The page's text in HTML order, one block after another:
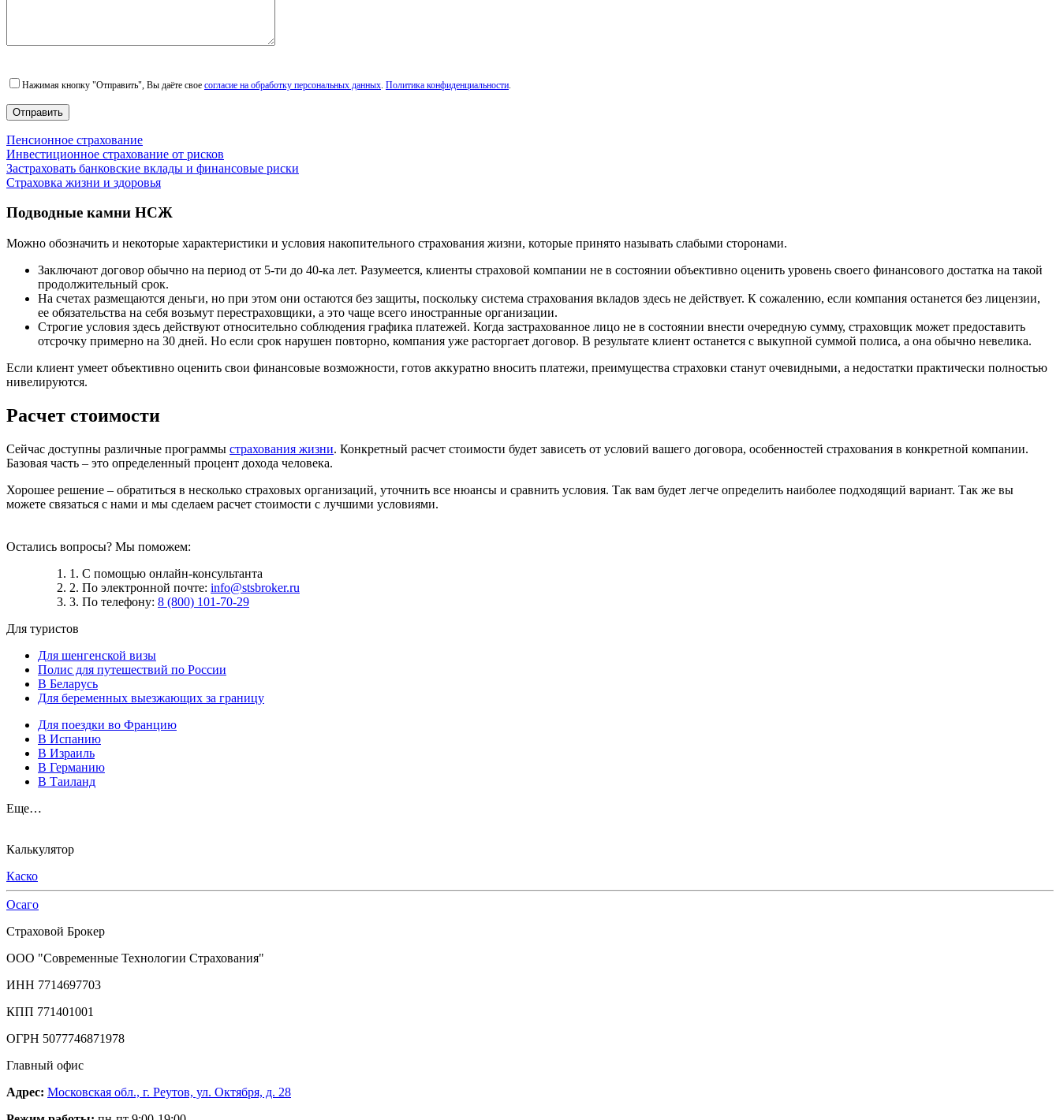
Нажимая кнопку "Отправить", Вы даёте свое согласие на обработку персональных данных Политика конфиденциальности
Пенсионное страхование
Инвестиционное страхование от рисков
Застраховать банковские вклады и финансовые риски
Страховка жизни и здоровья
Подводные камни НСЖ
Можно обозначить и некоторые характеристики и условия накопительного страхования жизни, которые принято называть слабыми сторонами.
Заключают договор обычно на период от 5-ти до 40-ка лет. Разумеется, клиенты страховой компании не в состоянии объективно оценить уровень своего финансового достатка на такой
продолжительный срок.
На счетах размещаются деньги, но при этом они остаются без защиты, поскольку система страхования вкладов здесь не действует. К сожалению, если компания останется без лицензии,
ее обязательства на себя возьмут перестраховщики, а это чаще всего иностранные организации.
Строгие условия здесь действуют относительно соблюдения графика платежей. Когда застрахованное лицо не в состоянии внести очередную сумму, страховщик может предоставить
отсрочку примерно на 30 дней. Но если срок нарушен повторно, компания уже расторгает договор. В результате клиент останется с выкупной суммой полиса, а она обычно невелика.
Если клиент умеет объективно оценить свои финансовые возможности, готов аккуратно вносить платежи, преимущества страховки станут очевидными, а недостатки практически полностью
нивелируются.
Расчет стоимости
Сейчас доступны различные программы страхования жизни. Конкретный расчет стоимости будет зависеть от условий вашего договора, особенностей страхования в конкретной компании.
Базовая часть – это определенный процент дохода человека.
Хорошее решение – обратиться в несколько страховых организаций, уточнить все нюансы и сравнить условия. Так вам будет легче определить наиболее подходящий вариант. Так же вы
можете связаться с нами и мы сделаем расчет стоимости с лучшими условиями.
Остались вопросы? Мы поможем:
1. С помощью онлайн-консультанта
2. По электронной почте: info@stsbroker.ru
3. По телефону: 8 (800) 101-70-29
Для туристов
Для шенгенской визы
Полис для путешествий по России
В Беларусь
Для беременных выезжающих за границу
Для поездки во Францию
В Испанию
В Израиль
В Германию
В Таиланд
Еще…
Калькулятор
Каско
Осаго
Страховой Брокер
ООО "Современные Технологии Страхования"
ИНН 7714697703
КПП 771401001
ОГРН 5077746871978
Главный офис
Адрес: Московская обл., г. Реутов, ул. Октября, д. 28